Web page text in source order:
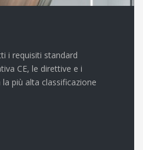
i requisiti standard
CE, le direttive e i
più alta classificazione